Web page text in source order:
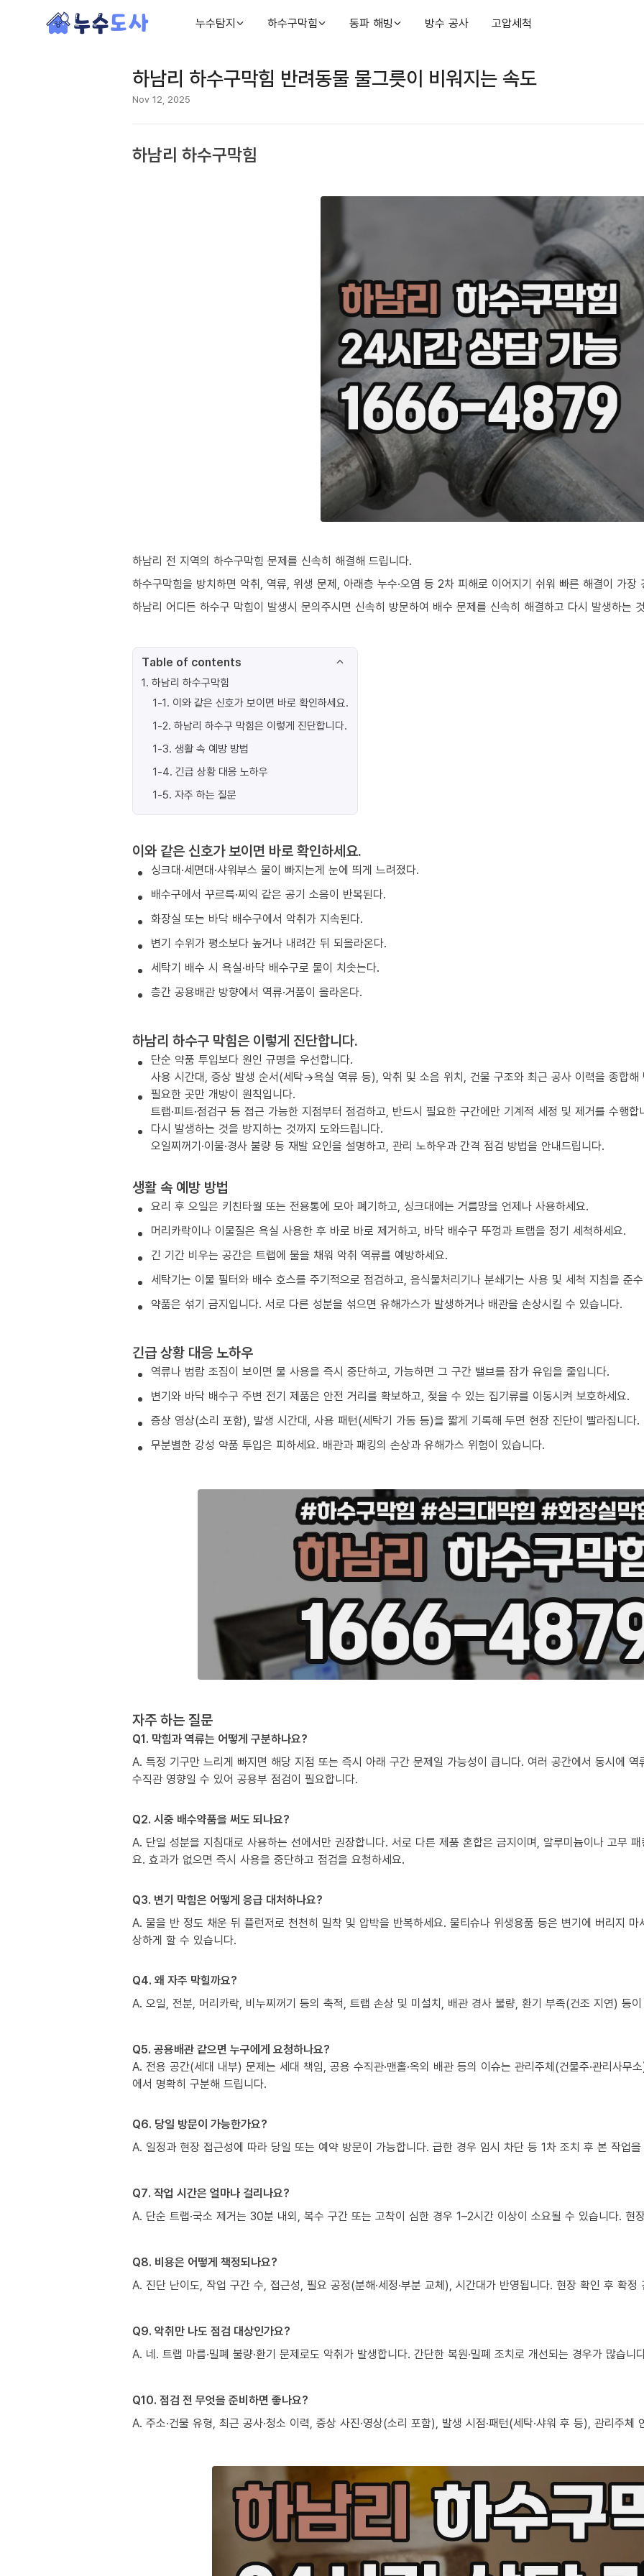
누수탐지 하수구막힘 동파 해빙 방수 공사 고압세척
하남리 하수구막힘 반려동물 물그릇이 비워지는 속도
Nov 12, 2025
하남리 하수구막힘
하남리 전 지역의 하수구막힘 문제를 신속히 해결해 드립니다.
하수구막힘을 방치하면 악취, 역류, 위생 문제, 아래층 누수·오염 등 2차 피해로 이어지기 쉬워 빠른 해결이 가장
하남리 어디든 하수구 막힘이 발생시 문의주시면 신속히 방문하여 배수 문제를 신속히 해결하고 다시 발생하는
Table of contents
1. 하남리 하수구막힘
1-1. 이와 같은 신호가 보이면 바로 확인하세요.
1-2. 하남리 하수구 막힘은 이렇게 진단합니다.
1-3. 생활 속 예방 방법
1-4. 긴급 상황 대응 노하우
1-5. 자주 하는 질문
이와 같은 신호가 보이면 바로 확인하세요.
싱크대·세면대·샤워부스 물이 빠지는게 눈에 띄게 느려졌다.
배수구에서 꾸르륵·찌익 같은 공기 소음이 반복된다.
화장실 또는 바닥 배수구에서 악취가 지속된다.
변기 수위가 평소보다 높거나 내려간 뒤 되올라온다.
세탁기 배수 시 욕실·바닥 배수구로 물이 치솟는다.
층간 공용배관 방향에서 역류·거품이 올라온다.
하남리 하수구 막힘은 이렇게 진단합니다.
단순 약품 투입보다 원인 규명을 우선합니다.
사용 시간대, 증상 발생 순서(세탁→욕실 역류 등), 악취 및 소음 위치, 건물 구조와 최근 공사 이력을 종합해
필요한 곳만 개방이 원칙입니다.
트랩·피트·점검구 등 접근 가능한 지점부터 점검하고, 반드시 필요한 구간에만 기계적 세정 및 제거를 수행합
다시 발생하는 것을 방지하는 것까지 도와드립니다.
오일찌꺼기·이물·경사 불량 등 재발 요인을 설명하고, 관리 노하우과 간격 점검 방법을 안내드립니다.
생활 속 예방 방법
요리 후 오일은 키친타월 또는 전용통에 모아 폐기하고, 싱크대에는 거름망을 언제나 사용하세요.
머리카락이나 이물질은 욕실 사용한 후 바로 바로 제거하고, 바닥 배수구 뚜껑과 트랩을 정기 세척하세요.
긴 기간 비우는 공간은 트랩에 물을 채워 악취 역류를 예방하세요.
세탁기는 이물 필터와 배수 호스를 주기적으로 점검하고, 음식물처리기나 분쇄기는 사용 및 세척 지침을 준
약품은 섞기 금지입니다. 서로 다른 성분을 섞으면 유해가스가 발생하거나 배관을 손상시킬 수 있습니다.
긴급 상황 대응 노하우
역류나 범람 조짐이 보이면 물 사용을 즉시 중단하고, 가능하면 그 구간 밸브를 잠가 유입을 줄입니다.
변기와 바닥 배수구 주변 전기 제품은 안전 거리를 확보하고, 젖을 수 있는 집기류를 이동시켜 보호하세요.
증상 영상(소리 포함), 발생 시간대, 사용 패턴(세탁기 가동 등)을 짧게 기록해 두면 현장 진단이 빨라집니다.
무분별한 강성 약품 투입은 피하세요. 배관과 패킹의 손상과 유해가스 위험이 있습니다.
자주 하는 질문
Q1. 막힘과 역류는 어떻게 구분하나요?
A. 특정 기구만 느리게 빠지면 해당 지점 또는 즉시 아래 구간 문제일 가능성이 큽니다. 여러 공간에서 동시에
수직관 영향일 수 있어 공용부 점검이 필요합니다.
Q2. 시중 배수약품을 써도 되나요?
A. 단일 성분을 지침대로 사용하는 선에서만 권장합니다. 서로 다른 제품 혼합은 금지이며, 알루미늄이나 고무
요. 효과가 없으면 즉시 사용을 중단하고 점검을 요청하세요.
Q3. 변기 막힘은 어떻게 응급 대처하나요?
A. 물을 반 정도 채운 뒤 플런저로 천천히 밀착 및 압박을 반복하세요. 물티슈나 위생용품 등은 변기에 버리지
상하게 할 수 있습니다.
Q4. 왜 자주 막힐까요?
A. 오일, 전분, 머리카락, 비누찌꺼기 등의 축적, 트랩 손상 및 미설치, 배관 경사 불량, 환기 부족(건조 지연) 등
Q5. 공용배관 같으면 누구에게 요청하나요?
A. 전용 공간(세대 내부) 문제는 세대 책임, 공용 수직관·맨홀·옥외 배관 등의 이슈는 관리주체(건물주·관리사무
에서 명확히 구분해 드립니다.
Q6. 당일 방문이 가능한가요?
A. 일정과 현장 접근성에 따라 당일 또는 예약 방문이 가능합니다. 급한 경우 임시 차단 등 1차 조치 후 본 작업을
Q7. 작업 시간은 얼마나 걸리나요?
A. 단순 트랩·국소 제거는 30분 내외, 복수 구간 또는 고착이 심한 경우 1–2시간 이상이 소요될 수 있습니다. 현
Q8. 비용은 어떻게 책정되나요?
A. 진단 난이도, 작업 구간 수, 접근성, 필요 공정(분해·세정·부분 교체), 시간대가 반영됩니다. 현장 확인 후 확정
Q9. 악취만 나도 점검 대상인가요?
A. 네. 트랩 마름·밀폐 불량·환기 문제로도 악취가 발생합니다. 간단한 복원·밀폐 조치로 개선되는 경우가 많습니
Q10. 점검 전 무엇을 준비하면 좋나요?
A. 주소·건물 유형, 최근 공사·청소 이력, 증상 사진·영상(소리 포함), 발생 시점·패턴(세탁·샤워 후 등), 관리주체